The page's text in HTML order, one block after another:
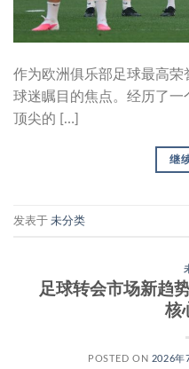
作为欧洲俱乐部足球最高
球迷瞩目的焦点。经历了
顶尖的 […]
继
发表于 未分类
足球转会市场新趋
核
POSTED ON 2026年